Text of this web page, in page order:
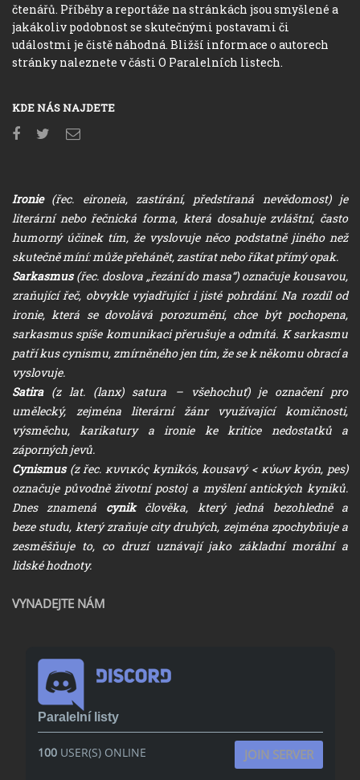
čtenářů. Příběhy a reportáže na stránkách jsou smyšlené a
jakákoliv podobnost se skutečnými postavami či
událostmi je čistě náhodná. Bližší informace o autorech
stránky naleznete v části O Paralelních listech.
KDE NÁS NAJDETE
Ironie(řec. eironeia, zastírání, předstíraná nevědomost) je
literární nebo řečnická forma, která dosahuje zvláštní, často
humorný účinek tím, že vyslovuje něco podstatně jiného než
skutečně míní: může přehánět, zastírat nebo říkat přímý opak.
Sarkasmus(řec. doslova „řezání do masa“) označuje kousavou,
zraňující řeč, obvykle vyjadřující i jisté pohrdání. Na rozdíl od
ironie, která se dovolává porozumění, chce být pochopena,
sarkasmus spíše komunikaci přerušuje a odmítá. K sarkasmu
patří kus cynismu, zmírněného jen tím, že se k někomu obrací a
vyslovuje.
Satira(z lat. (lanx) satura – všehochuť) je označení pro
umělecký, zejména literární žánr využívající komičnosti,
výsměchu, karikatury a ironie ke kritice nedostatků a
záporných jevů.
Cynismus (z řec. κυνικός kynikós, kousavý < κύων kyón, pes)
označuje původně životní postoj a myšlení antických kyniků.
Dnes znamená cynikčlověka, který jedná bezohledně a
beze studu, který zraňuje city druhých, zejména zpochybňuje a
zesměšňuje to, co druzí uznávají jako základní morální a
lidské hodnoty.
VYNADEJTE NÁM
Paralelní listy
100USER(S) ONLINE JOIN SERVER